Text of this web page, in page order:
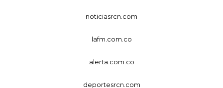
noticiasrcn.com
lafm.com.co
alerta.com.co
deportesrcn.com